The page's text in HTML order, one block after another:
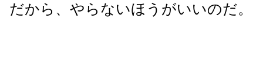
だから、やらないほうがいいのだ。